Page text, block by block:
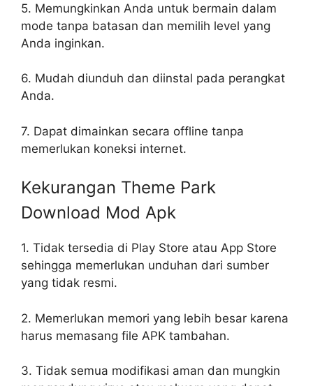
5. Memungkinkan Anda untuk bermain dalam
mode tanpa batasan dan memilih level yang
Anda inginkan.
6. Mudah diunduh dan diinstal pada perangkat
Anda.
7. Dapat dimainkan secara offline tanpa
memerlukan koneksi internet.
Kekurangan Theme Park
Download Mod Apk
1. Tidak tersedia di Play Store atau App Store
sehingga memerlukan unduhan dari sumber
yang tidak resmi.
2. Memerlukan memori yang lebih besar karena
harus memasang file APK tambahan.
3. Tidak semua modifikasi aman dan mungkin